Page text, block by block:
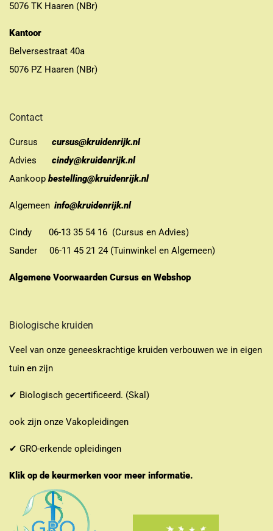
5076 TK Haaren (NBr)
Kantoor
Belversestraat 40a
5076 PZ Haaren (NBr)
Contact
Cursus
cursus@kruidenrijk.nl
Advies
cindy@kruidenrijk.nl
Aankoop bestelling@kruidenrijk.nl
Algemeen info@kruidenrijk.nl
Cindy 06-13 35 54 16 (Cursus en Advies)
Sander 06-11 45 21 24 (Tuinwinkel en Algemeen)
Algemene Voorwaarden Cursus en Webshop
Biologische kruiden
Veel van onze geneeskrachtige kruiden verbouwen we in eigen
tuin en zijn
✔ Biologisch gecertificeerd. (Skal)
ook zijn onze Vakopleidingen
✔ GRO-erkende opleidingen
Klik op de keurmerken voor meer informatie.